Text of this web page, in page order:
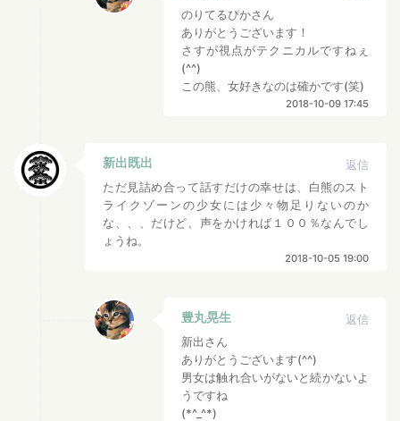
のりてるぴかさん
ありがとうございます！
さすが視点がテクニカルですねぇ
(^^)
この熊、女好きなのは確かです(笑)
2018-10-09 17:45
新出既出
返信
ただ見詰め合って話すだけの幸せは、白熊のスト
ライクゾーンの少女には少々物足りないのか
な、、、だけど、声をかければ１００％なんでし
ょうね。
2018-10-05 19:00
豊丸晃生
返信
新出さん
ありがとうございます(^^)
男女は触れ合いがないと続かないよ
うですね
(*^_^*)